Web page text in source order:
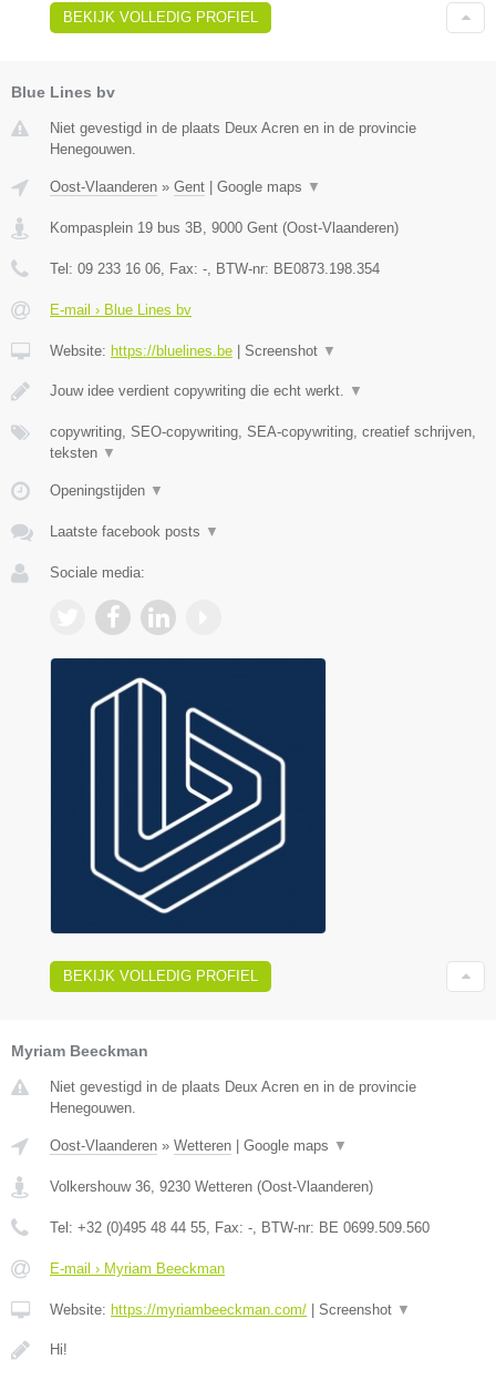
BEKIJK VOLLEDIG PROFIEL
Blue Lines bv
Niet gevestigd in de plaats Deux Acren en in de provincie
Henegouwen.
Oost-Vlaanderen » Gent Google maps ▼
Kompasplein 19 bus 3B 9000 Gent (Oost-Vlaanderen)
Tel: 09 233 16 06 , Fax: - , BTW-nr: BE0873.198.354
E-mail › Blue Lines bv
Website: https://bluelines.be Screenshot ▼
Jouw idee verdient copywriting die echt werkt. ▼
copywriting, SEO-copywriting, SEA-copywriting, creatief schrijven,
teksten ▼
Openingstijden ▼
Laatste facebook posts ▼
Sociale media:
BEKIJK VOLLEDIG PROFIEL
Myriam Beeckman
Niet gevestigd in de plaats Deux Acren en in de provincie
Henegouwen.
Oost-Vlaanderen » Wetteren Google maps ▼
Volkershouw 36 9230 Wetteren (Oost-Vlaanderen)
Tel: +32 (0)495 48 44 55 , Fax: - , BTW-nr: BE 0699.509.560
E-mail › Myriam Beeckman
Website: https://myriambeeckman.com/ Screenshot ▼
Hi!